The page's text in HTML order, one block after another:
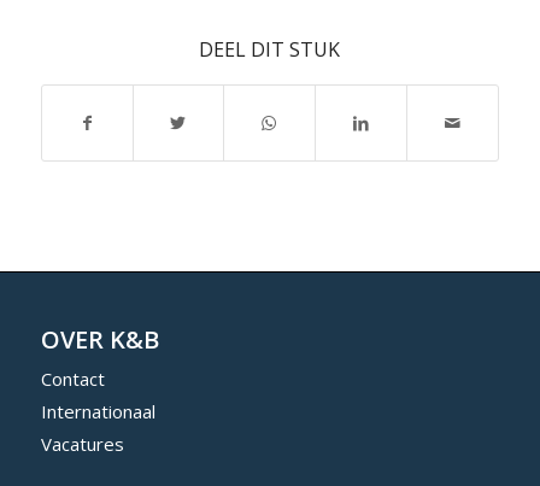
DEEL DIT STUK
OVER K&B
Contact
Internationaal
Vacatures